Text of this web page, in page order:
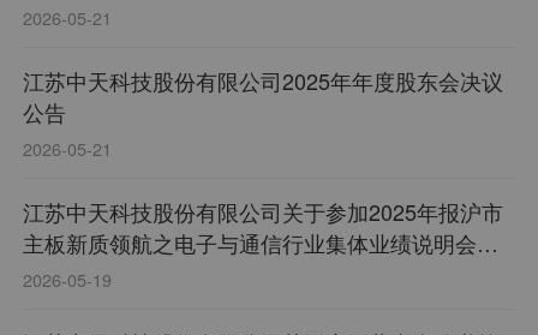
2026-05-21
江苏中天科技股份有限公司2025年年度股东会决议
公告
2026-05-21
江苏中天科技股份有限公司关于参加2025年报沪市
主板新质领航之电子与通信行业集体业绩说明会情
况的公告
2026-05-19